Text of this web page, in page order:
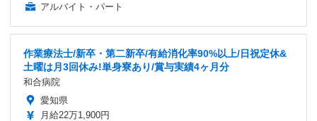
アルバイト・パート
作業療法士/新卒・第二新卒/有給消化率90%以上/日祝定休&
土曜は月3回休み!単身寮あり/賞与実績4ヶ月分
和合病院
愛知県
月給22万1,900円